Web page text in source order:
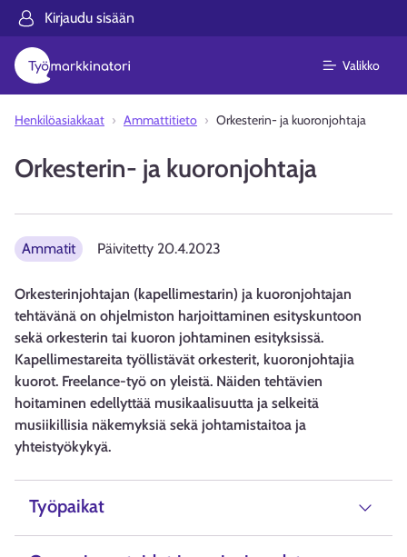
Kirjaudu sisään
Valikko
Henkilöasiakkaat Ammattitieto Orkesterin- ja kuoronjohtaja
Orkesterin- ja kuoronjohtaja
Ammatit Päivitetty 20.4.2023
Orkesterinjohtajan (kapellimestarin) ja kuoronjohtajan
tehtävänä on ohjelmiston harjoittaminen esityskuntoon
sekä orkesterin tai kuoron johtaminen esityksissä.
Kapellimestareita työllistävät orkesterit, kuoronjohtajia
kuorot. Freelance-työ on yleistä. Näiden tehtävien
hoitaminen edellyttää musikaalisuutta ja selkeitä
musiikillisia näkemyksiä sekä johtamistaitoa ja
yhteistyökykyä.
Työpaikat